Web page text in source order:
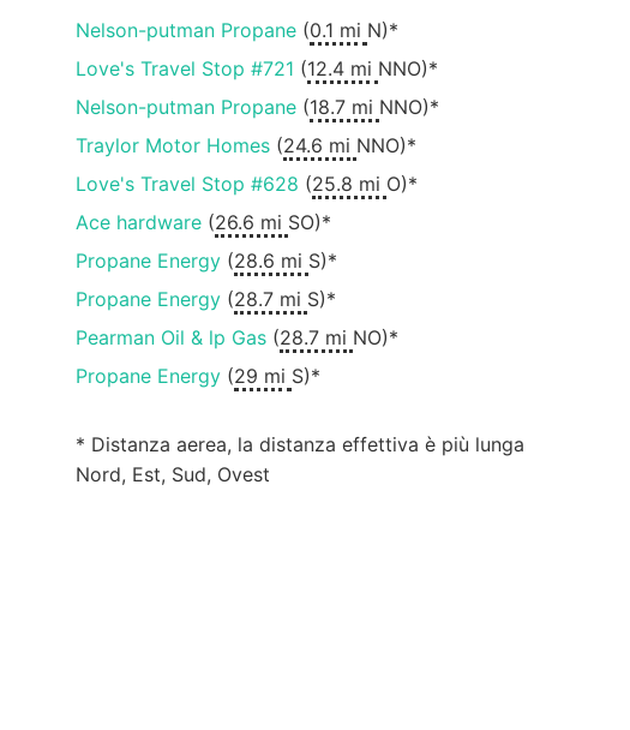
Nelson-putman Propane(0.1 mi N)*
Love's Travel Stop #721 (12.4 mi NNO)*
Nelson-putman Propane(18.7 mi NNO)*
Traylor Motor Homes(24.6 mi NNO)*
Love's Travel Stop #628 (25.8 mi O)*
Ace hardware(26.6 mi SO)*
Propane Energy(28.6 mi S)*
Propane Energy(28.7 mi S)*
Pearman Oil & lp Gas(28.7 mi NO)*
Propane Energy(29 mi S)*
* Distanza aerea, la distanza effettiva è più lunga
Nord, Est, Sud, Ovest